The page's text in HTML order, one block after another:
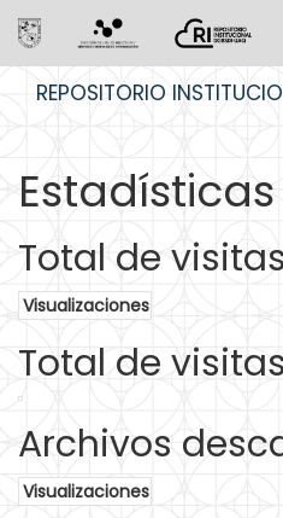
REPOSITORIO
Estadísticas
Total de visitas
Visualizaciones
Total de
Archivos
Visualizaciones